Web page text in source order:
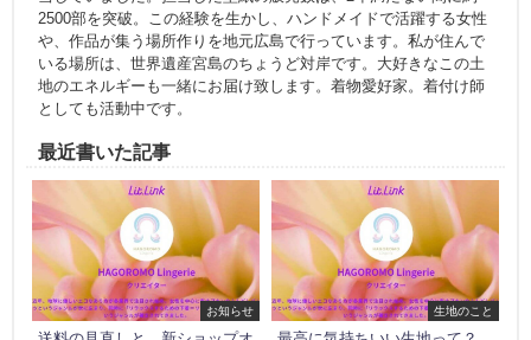
2500部を突破。この経験を生かし、ハンドメイドで活躍する女性
や、作品が集う場所作りを地元広島で行っています。私が住んで
いる場所は、世界遺産宮島のちょうど対岸です。大好きなこの土
地のエネルギーも一緒にお届け致します。着物愛好家。着付け師
としても活動中です。
最近書いた記事
お知らせ 生地のこと